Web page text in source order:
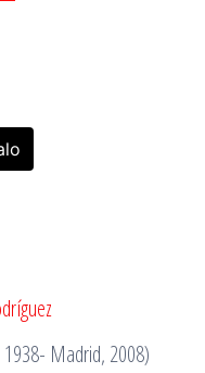
1938- Madrid, 2008)